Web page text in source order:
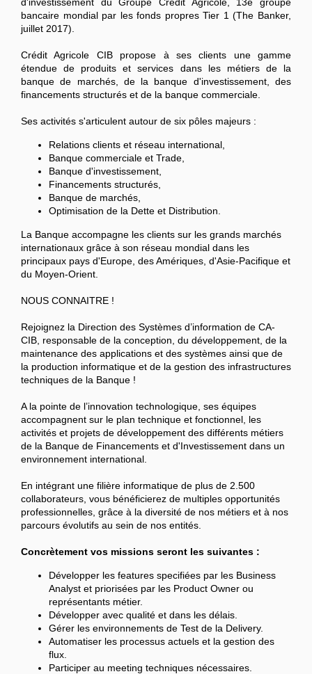
bancaire mondial par les fonds propres Tier 1 (The Banker,
juillet 2017).
Crédit Agricole CIB propose à ses clients une gamme
étendue de produits et services dans les métiers de la
banque de marchés, de la banque d'investissement, des
financements structurés et de la banque commerciale.
Ses activités s'articulent autour de six pôles majeurs :
Relations clients et réseau international,
Banque commerciale et Trade,
Banque d'investissement,
Financements structurés,
Banque de marchés,
Optimisation de la Dette et Distribution.
La Banque accompagne les clients sur les grands marchés
internationaux grâce à son réseau mondial dans les
principaux pays d'Europe, des Amériques, d'Asie-Pacifique et
du Moyen-Orient.
NOUS CONNAITRE !
Rejoignez la Direction des Systèmes d’information de CA-
CIB, responsable de la conception, du développement, de la
maintenance des applications et des systèmes ainsi que de
la production informatique et de la gestion des infrastructures
techniques de la Banque !
A la pointe de l’innovation technologique, ses équipes
accompagnent sur le plan technique et fonctionnel, les
activités et projets de développement des différents métiers
de la Banque de Financements et d'Investissement dans un
environnement international.
En intégrant une filière informatique de plus de 2.500
collaborateurs, vous bénéficierez de multiples opportunités
professionnelles, grâce à la diversité de nos métiers et à nos
parcours évolutifs au sein de nos entités.
Concrètement vos missions seront les suivantes :
Développer les features specifiées par les Business
Analyst et priorisées par les Product Owner ou
représentants métier.
Développer avec qualité et dans les délais.
Gérer les environnements de Test de la Delivery.
Automatiser les processus actuels et la gestion des
flux.
Participer au meeting techniques nécessaires.